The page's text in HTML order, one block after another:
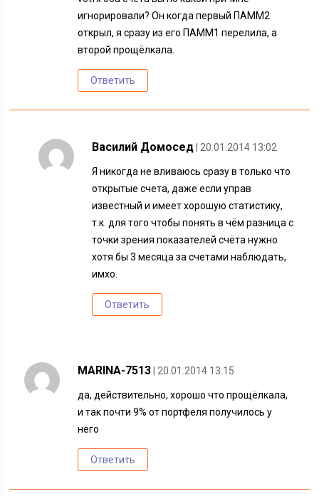
игнорировали? Он когда первый ПАММ2
открыл, я сразу из его ПАММ1 перелила, а
второй прощёлкала.
Ответить
Василий Домосед | 20.01.2014 13:02
Я никогда не вливаюсь сразу в только что
открытые счета, даже если управ
известный и имеет хорошую статистику,
т.к. для того чтобы понять в чём разница с
точки зрения показателей счёта нужно
хотя бы 3 месяца за счетами наблюдать,
имхо.
Ответить
MARINA-7513 | 20.01.2014 13:15
да, действительно, хорошо что прощёлкала,
и так почти 9% от портфеля получилось у
него
Ответить